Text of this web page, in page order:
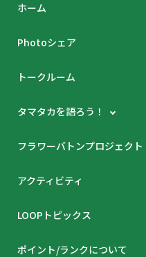
ホーム
Photoシェア
トークルーム
タマタカを語ろう！
フラワーバトンプロジェクト
アクティビティ
LOOPトピックス
ポイント/ランクについて